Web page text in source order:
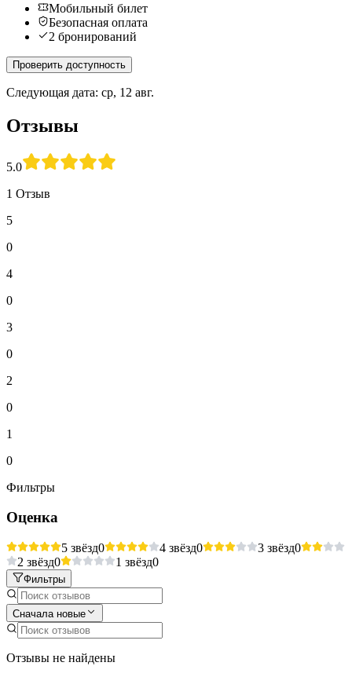
Мобильный билет
Безопасная оплата
2 бронирований
Проверить доступность
Следующая дата: ср, 12 авг.
Отзывы
5.0
1 Отзыв
5
0
4
0
3
0
2
0
1
0
Фильтры
Оценка
5 звёзд0 4 звёзд0 3 звёзд0
2 звёзд0 1 звёзд0
Фильтры
Сначала новые
Отзывы не найдены